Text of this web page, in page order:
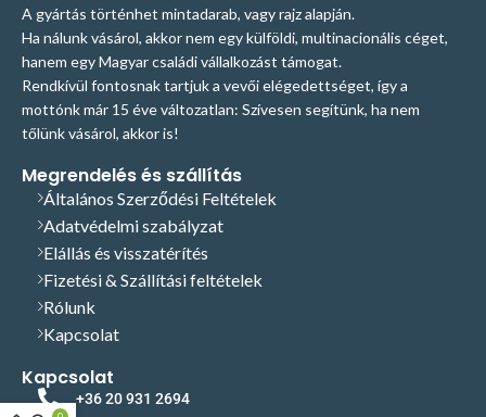
A gyártás történhet mintadarab, vagy rajz alapján.
Ha nálunk vásárol, akkor nem egy külföldi, multinacionális céget,
hanem egy Magyar családi vállalkozást támogat.
Rendkívül fontosnak tartjuk a vevői elégedettséget, így a
mottónk már 15 éve változatlan: Szívesen segítünk, ha nem
tőlünk vásárol, akkor is!
Megrendelés és szállítás
Általános Szerződési Feltételek
Adatvédelmi szabályzat
Elállás és visszatérítés
Fizetési & Szállítási feltételek
Rólunk
Kapcsolat
Kapcsolat
+36 20 931 2694